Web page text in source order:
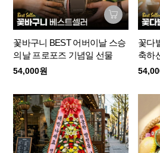
꽃바구니 BEST 어버이날 스승
의날 프로포즈 기념일 선물
54,000원
꽃다
축하